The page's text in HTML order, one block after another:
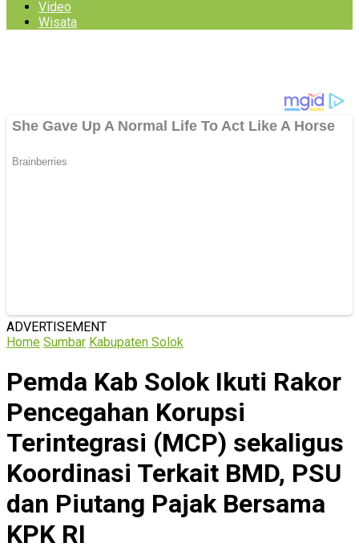
Video
Wisata
ADVERTISEMENT
Home Sumbar Kabupaten Solok
Pemda Kab Solok Ikuti Rakor
Pencegahan Korupsi
Terintegrasi (MCP) sekaligus
Koordinasi Terkait BMD, PSU
dan Piutang Pajak Bersama
KPK RI